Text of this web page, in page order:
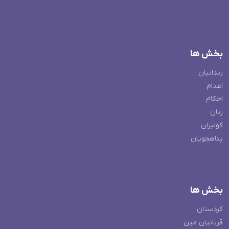
بخش ها
زندانیان
اعدام
احکام
زنان
کولبران
پناهجویان
بخش ها
کردستان
قربانیان مین